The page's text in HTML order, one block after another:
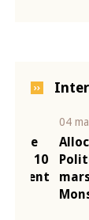
04 mars
Politique
mars